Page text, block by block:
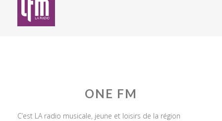
ONE FM
C’est LA radio musicale, jeune et loisirs de la région